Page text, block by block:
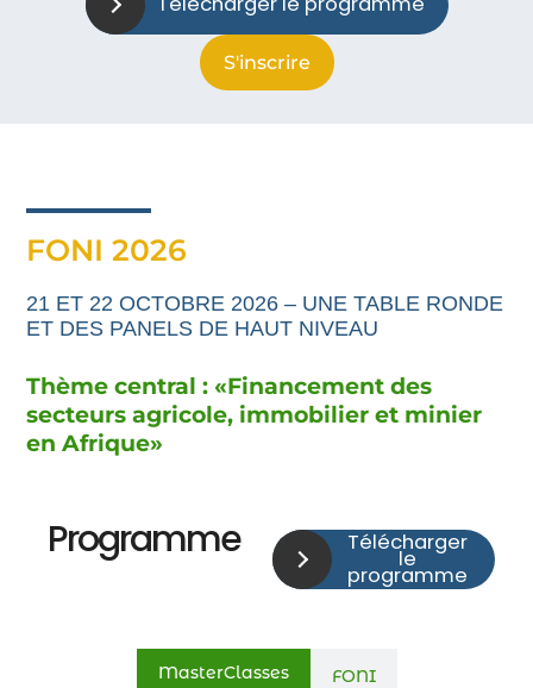
S'inscrire
FONI 2026
21 ET 22 OCTOBRE 2026 – UNE TABLE RONDE
ET DES PANELS DE HAUT NIVEAU
Thème central : «Financementdes
secteurs agricole, immobilier et minier
en Afrique»
Programme Télécharger
le
programme
MasterClasses FONI